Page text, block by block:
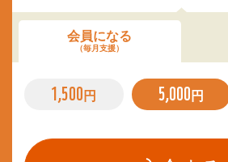
会員になる
（毎月支援）
1,500 円 5,000 円